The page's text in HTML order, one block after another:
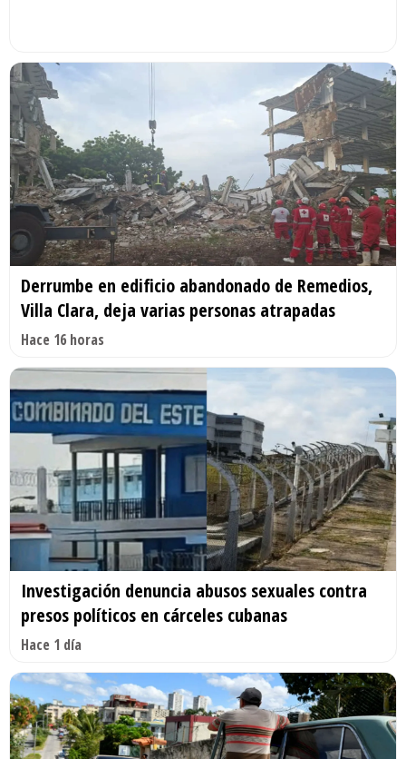
Derrumbe en edificio abandonado de Remedios,
Villa Clara, deja varias personas atrapadas
Hace 16 horas
Investigación denuncia abusos sexuales contra
presos políticos en cárceles cubanas
Hace 1 día